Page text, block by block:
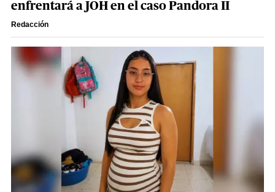
enfrentará a JOH en el caso Pandora II
Redacción